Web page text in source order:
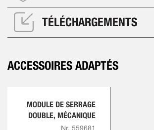
TÉLÉCHARGEMENTS
ACCESSOIRES ADAPTÉS
MODULE DE SERRAGE
DOUBLE, MÉCANIQUE
Nr. 559681